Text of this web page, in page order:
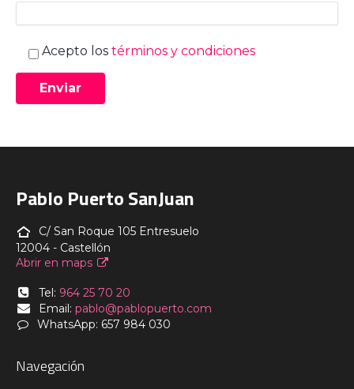
Acepto los términos y condiciones
Pablo Puerto SanJuan
C/ San Roque 105 Entresuelo
12004 - Castellón
Abrir en maps
Tel: 964 25 70 20
Email: pablo@pablopuerto.com
WhatsApp: 657 984 030
Navegación